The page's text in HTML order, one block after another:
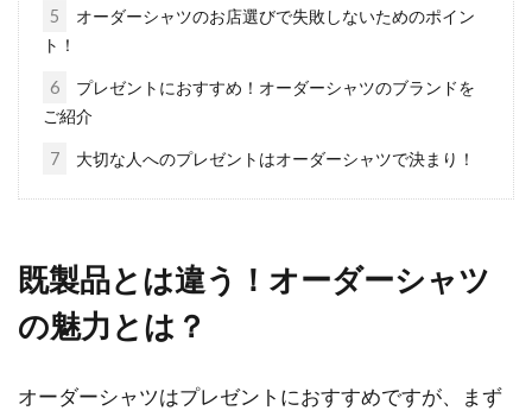
ルファッションの定番アイテムですね。そのよ
トレンチコートでかっこよく！定番
レディース防寒コーデは？
トと言えば、トレンチコートですよね。しか
し、そのイ...
5
オーダーシャツのお店選びで失敗しないためのポイン
ト！
6
プレゼントにおすすめ！オーダーシャツのブランドを
ご紹介
7 大切な人へのプレゼントはオーダーシャツで決まり！
既製品とは違う！オーダーシャツ
の魅力とは？
オーダーシャツはプレゼントにおすすめですが、まず